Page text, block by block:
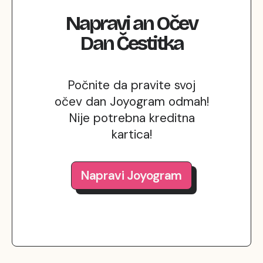
NapravianOčev
DanČestitka
Počnite da pravite svoj
očev dan Joyogram odmah!
Nije potrebna kreditna
kartica!
Napravi Joyogram